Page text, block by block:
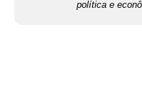
política e